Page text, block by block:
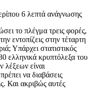
6 λεπτά ανάγνωσης
το πλέγμα τρεις φορές,
εντοπίζεις στην τέταρτη
Υπάρχει στατιστικός
ελληνικά κρυπτόλεξα του
είναι
να διαβάσεις
Και ακριβώς αυτές